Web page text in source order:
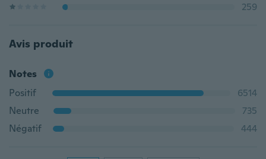
259
Avis produit
Notes
Positif
6514
Neutre
735
Négatif
444